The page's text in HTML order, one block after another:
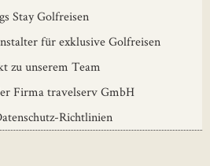
Stay Golfreisen
für exklusive Golfreisen
zu unserem Team
Firma travelserv GmbH
Richtlinien